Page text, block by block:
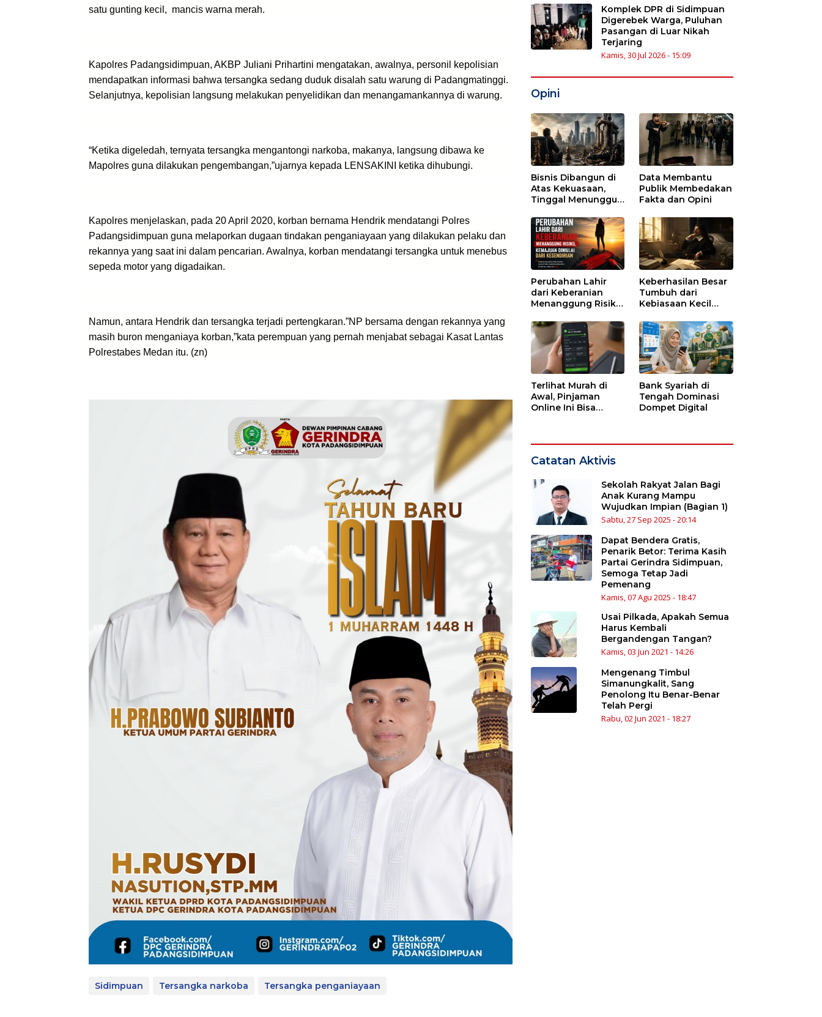
satu gunting kecil, mancis warna merah.
Kapolres Padangsidimpuan, AKBP Juliani Prihartini mengatakan, awalnya, personil kepolisian
mendapatkan informasi bahwa tersangka sedang duduk disalah satu warung di Padangmatinggi.
Selanjutnya, kepolisian langsung melakukan penyelidikan dan menangamankannya di warung.
“Ketika digeledah, ternyata tersangka mengantongi narkoba, makanya, langsung dibawa ke
Mapolres guna dilakukan pengembangan,”ujarnya kepada LENSAKINI ketika dihubungi.
Kapolres menjelaskan, pada 20 April 2020, korban bernama Hendrik mendatangi Polres
Padangsidimpuan guna melaporkan dugaan tindakan penganiayaan yang dilakukan pelaku dan
rekannya yang saat ini dalam pencarian. Awalnya, korban mendatangi tersangka untuk menebus
sepeda motor yang digadaikan.
Namun, antara Hendrik dan tersangka terjadi pertengkaran.”NP bersama dengan rekannya yang
masih buron menganiaya korban,”kata perempuan yang pernah menjabat sebagai Kasat Lantas
Polrestabes Medan itu. (zn)
Sidimpuan Tersangka narkoba Tersangka penganiayaan
Komplek DPR di Sidimpuan
Digerebek Warga, Puluhan
Pasangan di Luar Nikah
Terjaring
Kamis, 30 Jul 2026 - 15:09
Opini
Bisnis Dibangun di
Atas Kekuasaan,
Tinggal Menunggu
Data Membantu
Publik Membedakan
Fakta dan Opini
Perubahan Lahir
dari Keberanian
Menanggung Risiko,
dari Kesendirian
Keberhasilan Besar
Tumbuh dari
Kebiasaan Kecil
dengan Sabar
Terlihat Murah di
Awal, Pinjaman
Online Ini Bisa
Bank Syariah di
Tengah Dominasi
Dompet Digital
Catatan Aktivis
Sekolah Rakyat Jalan Bagi
Anak Kurang Mampu
Wujudkan Impian (Bagian 1)
Sabtu, 27 Sep 2025 - 20:14
Dapat Bendera Gratis,
Penarik Betor: Terima Kasih
Partai Gerindra Sidimpuan,
Semoga Tetap Jadi
Pemenang
Kamis, 07 Agu 2025 - 18:47
Usai Pilkada, Apakah Semua
Harus Kembali
Bergandengan Tangan?
Kamis, 03 Jun 2021 - 14:26
Mengenang Timbul
Simanungkalit, Sang
Penolong Itu Benar-Benar
Telah Pergi
Rabu, 02 Jun 2021 - 18:27